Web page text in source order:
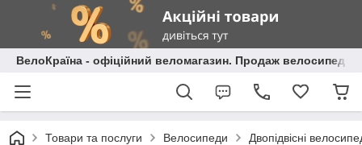
ВелоКраїна - офіційний веломагазин. Продаж велосипедів
Товари та послуги Велосипеди Двопідвісні